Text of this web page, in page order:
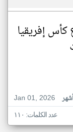
إفريقيا
Jan 01, 2026
عدد الكلمات: ١١٠